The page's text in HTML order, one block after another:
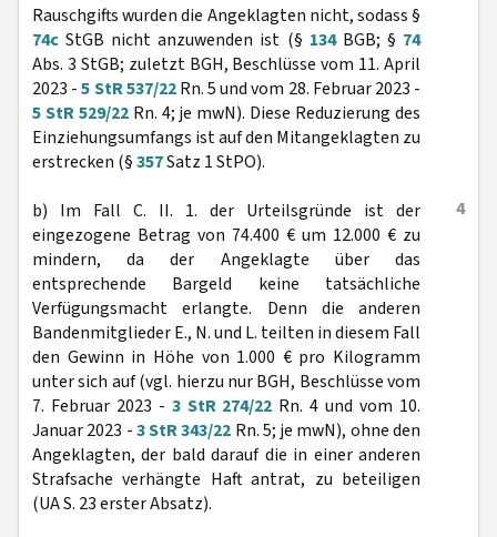
Rauschgifts wurden die Angeklagten nicht, sodass §
74c StGB nicht anzuwenden ist (§ 134BGB; § 74
Abs. 3 StGB; zuletzt BGH, Beschlüsse vom 11. April
2023 -5 StR 537/22Rn. 5 und vom 28. Februar 2023 -
5 StR 529/22Rn. 4; je mwN). Diese Reduzierung des
Einziehungsumfangs ist auf den Mitangeklagten zu
erstrecken (§357Satz 1 StPO).
4
b) Im Fall C. II. 1. der Urteilsgründe ist der
eingezogene Betrag von 74.400 € um 12.000 € zu
mindern, da der Angeklagte über das
entsprechende Bargeld keine tatsächliche
Verfügungsmacht erlangte. Denn die anderen
Bandenmitglieder E., N. und L. teilten in diesem Fall
den Gewinn in Höhe von 1.000 € pro Kilogramm
unter sich auf (vgl. hierzu nur BGH, Beschlüsse vom
7. Februar 2023 - 3 StR 274/22 Rn. 4 und vom 10.
Januar 2023 -3 StR 343/22 Rn. 5; je mwN), ohne den
Angeklagten, der bald darauf die in einer anderen
Strafsache verhängte Haft antrat, zu beteiligen
(UA S. 23 erster Absatz).